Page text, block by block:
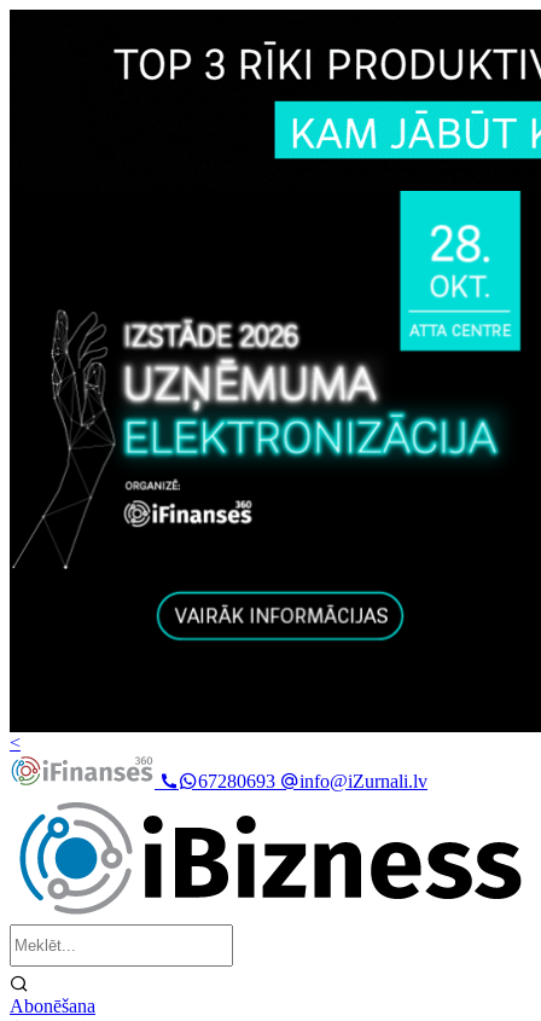
<
67280693
info@iZurnali.lv
Abonēšana